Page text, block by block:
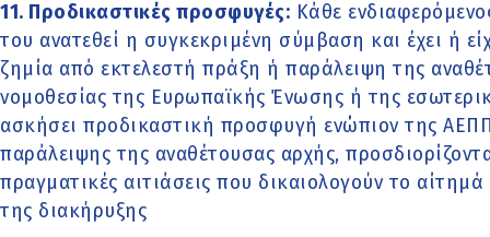
11. Προδικαστικές προσφυγές: Κάθε
του ανατεθεί η συγκεκριμένη σύμβαση και έχει ή
ζημία από εκτελεστή πράξη ή παράλειψη της
νομοθεσίας της Ευρωπαϊκής Ένωσης ή της
ασκήσει προδικαστική προσφυγή ενώπιον της
παράλειψης της αναθέτουσας αρχής,
πραγματικές αιτιάσεις που δικαιολογούν το
της διακήρυξης